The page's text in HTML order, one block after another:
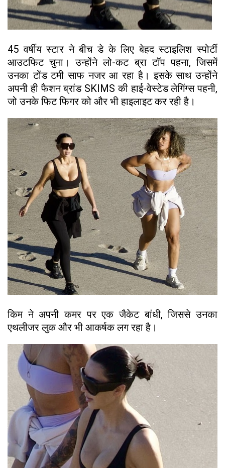
45 वर्षीय स्टार ने बीच डे के लिए बेहद स्टाइलिश स्पोर्टी
आउटफिट चुना। उन्होंने लो-कट ब्रा टॉप पहना, जिसमें
उनका टोंड टमी साफ नजर आ रहा है। इसके साथ उन्होंने
अपनी ही फैशन ब्रांड SKIMS की हाई-वेस्टेड लेगिंग्स पहनी,
जो उनके फिट फिगर को और भी हाइलाइट कर रही है।
किम ने अपनी कमर पर एक जैकेट बांधी, जिससे उनका
एथलीजर लुक और भी आकर्षक लग रहा है।